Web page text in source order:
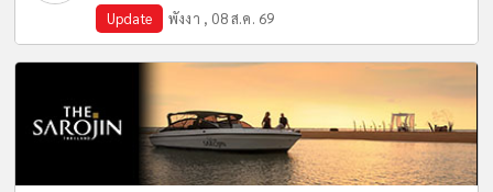
Update พังงา , 08 ส.ค. 69